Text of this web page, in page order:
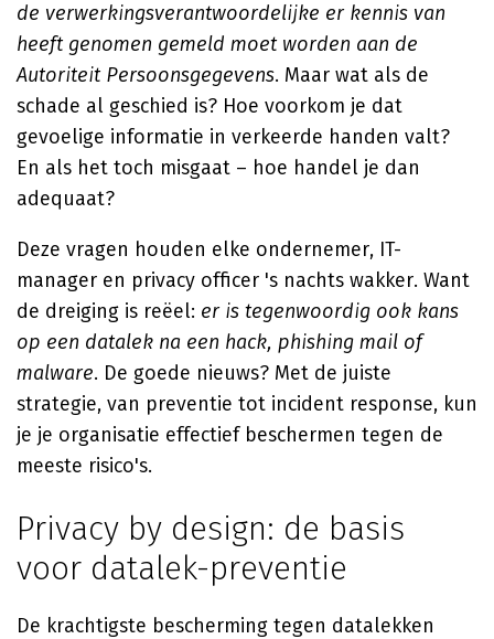
de verwerkingsverantwoordelijke er kennis van
heeft genomen gemeld moet worden aan de
Autoriteit Persoonsgegevens. Maar wat als de
schade al geschied is? Hoe voorkom je dat
gevoelige informatie in verkeerde handen valt?
En als het toch misgaat – hoe handel je dan
adequaat?
Deze vragen houden elke ondernemer, IT-
manager en privacy officer 's nachts wakker. Want
de dreiging is reëel: er is tegenwoordig ook kans
op een datalek na een hack, phishing mail of
malware. De goede nieuws? Met de juiste
strategie, van preventie tot incident response, kun
je je organisatie effectief beschermen tegen de
meeste risico's.
Privacy by design: de basis
voor datalek-preventie
De krachtigste bescherming tegen datalekken